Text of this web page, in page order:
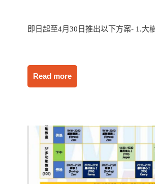
即日起至4月30日推出以下方案- 1.大
Read more